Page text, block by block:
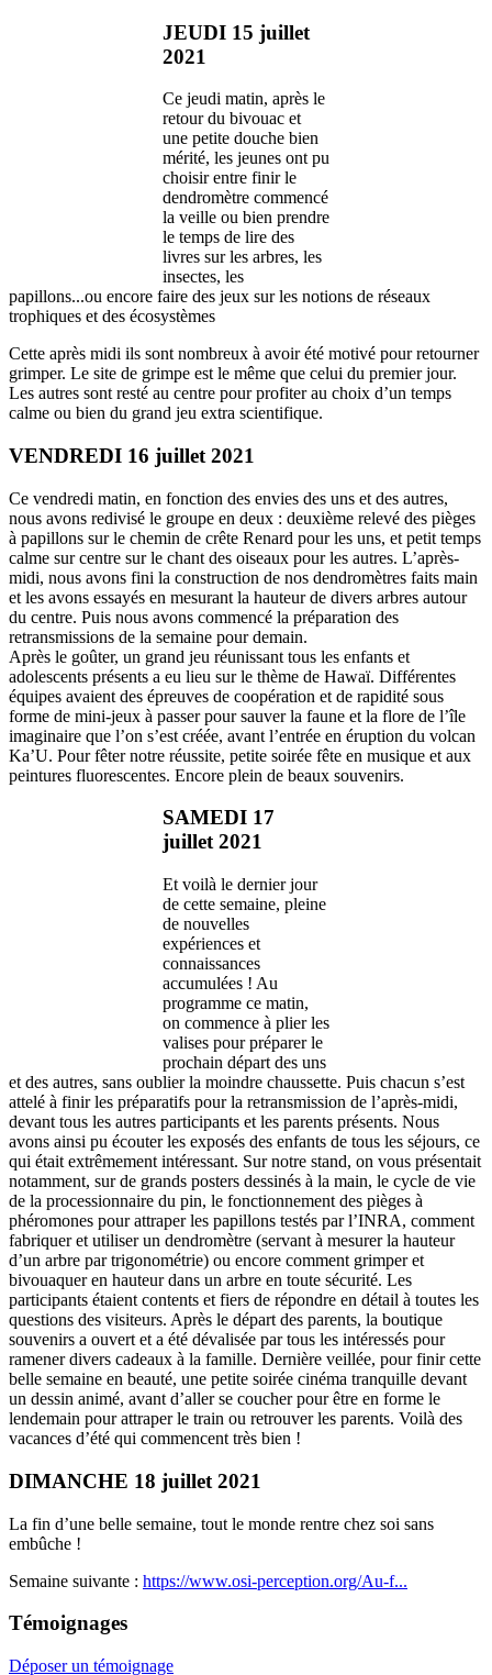
JEUDI 15 juillet
2021
Ce jeudi matin, après le
retour du bivouac et
une petite douche bien
mérité, les jeunes ont pu
choisir entre finir le
dendromètre commencé
la veille ou bien prendre
le temps de lire des
livres sur les arbres, les
insectes, les
papillons...ou encore faire des jeux sur les notions de réseaux
trophiques et des écosystèmes
Cette après midi ils sont nombreux à avoir été motivé pour retourner
grimper. Le site de grimpe est le même que celui du premier jour.
Les autres sont resté au centre pour profiter au choix d’un temps
calme ou bien du grand jeu extra scientifique.
VENDREDI 16 juillet 2021
Ce vendredi matin, en fonction des envies des uns et des autres,
nous avons redivisé le groupe en deux : deuxième relevé des pièges
à papillons sur le chemin de crête Renard pour les uns, et petit temps
calme sur centre sur le chant des oiseaux pour les autres. L’après-
midi, nous avons fini la construction de nos dendromètres faits main
et les avons essayés en mesurant la hauteur de divers arbres autour
du centre. Puis nous avons commencé la préparation des
retransmissions de la semaine pour demain.
Après le goûter, un grand jeu réunissant tous les enfants et
adolescents présents a eu lieu sur le thème de Hawaï. Différentes
équipes avaient des épreuves de coopération et de rapidité sous
forme de mini-jeux à passer pour sauver la faune et la flore de l’île
imaginaire que l’on s’est créée, avant l’entrée en éruption du volcan
Ka’U. Pour fêter notre réussite, petite soirée fête en musique et aux
peintures fluorescentes. Encore plein de beaux souvenirs.
SAMEDI 17
juillet 2021
Et voilà le dernier jour
de cette semaine, pleine
de nouvelles
expériences et
connaissances
accumulées ! Au
programme ce matin,
on commence à plier les
valises pour préparer le
prochain départ des uns
et des autres, sans oublier la moindre chaussette. Puis chacun s’est
attelé à finir les préparatifs pour la retransmission de l’après-midi,
devant tous les autres participants et les parents présents. Nous
avons ainsi pu écouter les exposés des enfants de tous les séjours, ce
qui était extrêmement intéressant. Sur notre stand, on vous présentait
notamment, sur de grands posters dessinés à la main, le cycle de vie
de la processionnaire du pin, le fonctionnement des pièges à
phéromones pour attraper les papillons testés par l’INRA, comment
fabriquer et utiliser un dendromètre (servant à mesurer la hauteur
d’un arbre par trigonométrie) ou encore comment grimper et
bivouaquer en hauteur dans un arbre en toute sécurité. Les
participants étaient contents et fiers de répondre en détail à toutes les
questions des visiteurs. Après le départ des parents, la boutique
souvenirs a ouvert et a été dévalisée par tous les intéressés pour
ramener divers cadeaux à la famille. Dernière veillée, pour finir cette
belle semaine en beauté, une petite soirée cinéma tranquille devant
un dessin animé, avant d’aller se coucher pour être en forme le
lendemain pour attraper le train ou retrouver les parents. Voilà des
vacances d’été qui commencent très bien !
DIMANCHE 18 juillet 2021
La fin d’une belle semaine, tout le monde rentre chez soi sans
embûche !
Semaine suivante : https://www.osi-perception.org/Au-f...
Témoignages
Déposer un témoignage